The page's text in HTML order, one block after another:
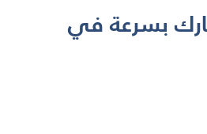
بسرعة في